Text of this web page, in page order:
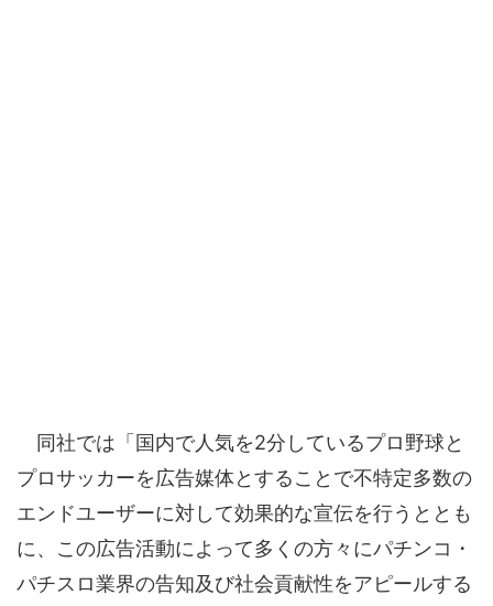
同社では「国内で人気を2分しているプロ野球と
プロサッカーを広告媒体とすることで不特定多数の
エンドユーザーに対して効果的な宣伝を行うととも
に、この広告活動によって多くの方々にパチンコ・
パチスロ業界の告知及び社会貢献性をアピールする